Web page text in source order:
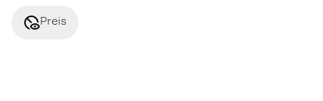
disabled_visiblePreis